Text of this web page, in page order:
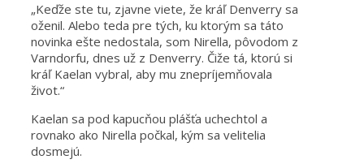
„Keďže ste tu, zjavne viete, že kráľ Denverry sa
oženil. Alebo teda pre tých, ku ktorým sa táto
novinka ešte nedostala, som Nirella, pôvodom z
Varndorfu, dnes už z Denverry. Čiže tá, ktorú si
kráľ Kaelan vybral, aby mu znepríjemňovala
život.“
Kaelan sa pod kapucňou plášťa uchechtol a
rovnako ako Nirella počkal, kým sa velitelia
dosmejú.